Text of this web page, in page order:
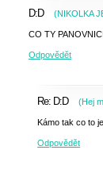
D:D (NIKOLKA
CO TY PANOVNICI
Odpovědět
Re: D:D (Hej
Kámo tak co to
Odpovědět